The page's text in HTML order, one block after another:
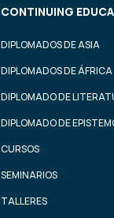
CONTINUING
DIPLOMADOS DE ASIA
DIPLOMADOS DE ÁFRICA
DIPLOMADO DE
DIPLOMADO DE
CURSOS
SEMINARIOS
TALLERES